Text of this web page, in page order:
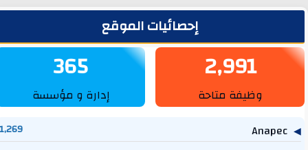
إحصائيات الموقع
2,991
وظيفة متاحة
365
إدارة و مؤسسة
Anapec
1,269